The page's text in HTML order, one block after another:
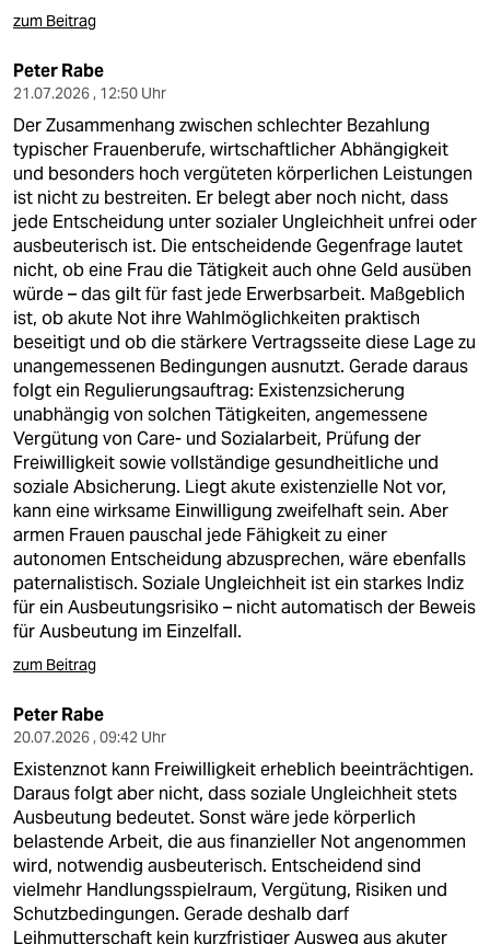
zum Beitrag
Peter Rabe
21.07.2026 , 12:50 Uhr
Der Zusammenhang zwischen schlechter Bezahlung
typischer Frauenberufe, wirtschaftlicher Abhängigkeit
und besonders hoch vergüteten körperlichen Leistungen
ist nicht zu bestreiten. Er belegt aber noch nicht, dass
jede Entscheidung unter sozialer Ungleichheit unfrei oder
ausbeuterisch ist. Die entscheidende Gegenfrage lautet
nicht, ob eine Frau die Tätigkeit auch ohne Geld ausüben
würde – das gilt für fast jede Erwerbsarbeit. Maßgeblich
ist, ob akute Not ihre Wahlmöglichkeiten praktisch
beseitigt und ob die stärkere Vertragsseite diese Lage zu
unangemessenen Bedingungen ausnutzt. Gerade daraus
folgt ein Regulierungsauftrag: Existenzsicherung
unabhängig von solchen Tätigkeiten, angemessene
Vergütung von Care- und Sozialarbeit, Prüfung der
Freiwilligkeit sowie vollständige gesundheitliche und
soziale Absicherung. Liegt akute existenzielle Not vor,
kann eine wirksame Einwilligung zweifelhaft sein. Aber
armen Frauen pauschal jede Fähigkeit zu einer
autonomen Entscheidung abzusprechen, wäre ebenfalls
paternalistisch. Soziale Ungleichheit ist ein starkes Indiz
für ein Ausbeutungsrisiko – nicht automatisch der Beweis
für Ausbeutung im Einzelfall.
zum Beitrag
Peter Rabe
20.07.2026 , 09:42 Uhr
Existenznot kann Freiwilligkeit erheblich beeinträchtigen.
Daraus folgt aber nicht, dass soziale Ungleichheit stets
Ausbeutung bedeutet. Sonst wäre jede körperlich
belastende Arbeit, die aus finanzieller Not angenommen
wird, notwendig ausbeuterisch. Entscheidend sind
vielmehr Handlungsspielraum, Vergütung, Risiken und
Schutzbedingungen. Gerade deshalb darf
Leihmutterschaft kein kurzfristiger Ausweg aus akuter